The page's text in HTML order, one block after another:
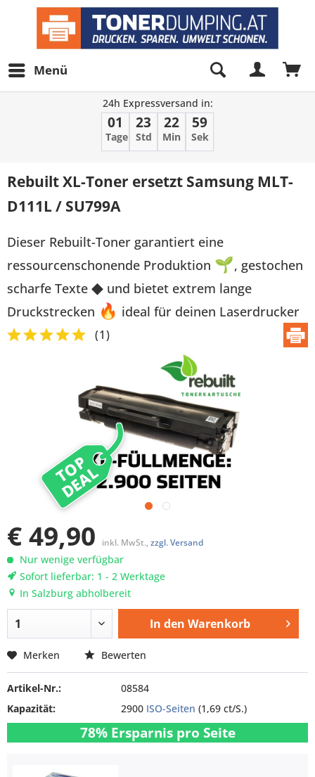
Menü
24h Expressversand in:
01
Tage
23
Std
22
Min
59
Sek
Rebuilt XL-Toner ersetzt Samsung MLT-
D111L / SU799A
Dieser Rebuilt-Toner garantiert eine
ressourcenschonende Produktion 🌱, gestochen
scharfe Texte ◆ und bietet extrem lange
Druckstrecken 🔥 ideal für deinen Laserdrucker
(1)
TOP
DEAL
€ 49,90 inkl. MwSt., zzgl. Versand
Nur wenige verfügbar
Sofort lieferbar: 1 - 2 Werktage
In Salzburg abholbereit
In den Warenkorb
Merken Bewerten
Artikel-Nr.:
08584
Kapazität:
2900 ISO-Seiten (1,69 ct/S.)
78% Ersparnis pro Seite